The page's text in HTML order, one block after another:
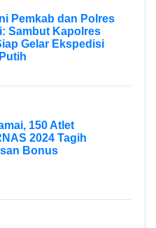
Pemkab dan Polres
Sambut Kapolres
Gelar Ekspedisi
150 Atlet
2024 Tagih
Bonus